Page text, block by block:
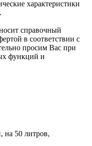
характеристики
справочный
в соответствии с
просим Вас при
функций и
на 50 литров,